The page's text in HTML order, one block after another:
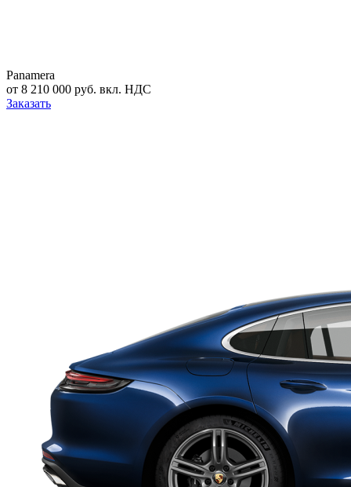
Panamera
от 8 210 000 руб. вкл. НДС
Заказать